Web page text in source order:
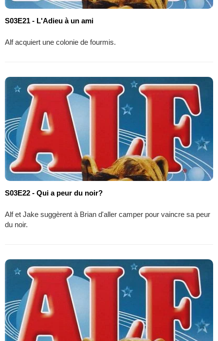
S03E21 - L'Adieu à un ami
Alf acquiert une colonie de fourmis.
S03E22 - Qui a peur du noir?
Alf et Jake suggèrent à Brian d'aller camper pour vaincre sa peur
du noir.